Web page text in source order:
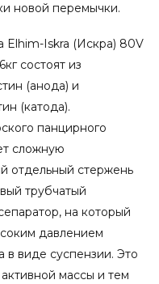
новой перемычки.
Elhim-Iskra (Искра) 80V
состоят из
(анода) и
(катода).
панцирного
сложную
отдельный стержень
трубчатый
на который
давлением
в виде суспензии. Это
массы и тем